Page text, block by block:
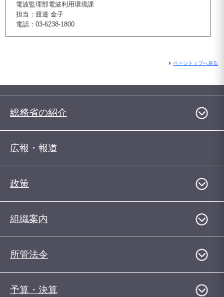
電波監理部電波利用環境課
担当：渡邉 金子
電話：03-6238-1800
ページトップへ戻る
総務省の紹介
広報・報道
政策
組織案内
所管法令
予算・決算